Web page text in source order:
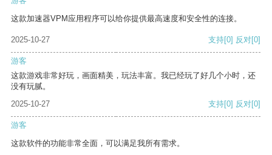
这款加速器VPM应用程序可以给你提供最高速度和安全性的连接。
2025-10-27 支持[0] 反对[0]
游客
这款游戏非常好玩，画面精美，玩法丰富。我已经玩了好几个小时，还
没有玩腻。
2025-10-27
支持[0] 反对[0]
游客
这款软件的功能非常全面，可以满足我所有需求。